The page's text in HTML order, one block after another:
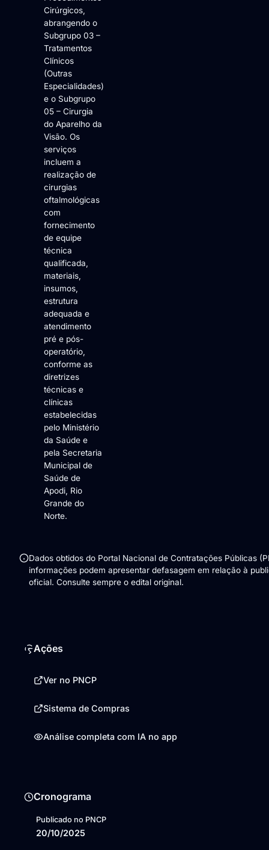
Cirúrgicos,
abrangendo o
Subgrupo 03 –
Tratamentos
Clínicos
(Outras
Especialidades)
e o Subgrupo
05 – Cirurgia
do Aparelho da
Visão. Os
serviços
incluem a
realização de
cirurgias
oftalmológicas
com
fornecimento
de equipe
técnica
qualificada,
materiais,
insumos,
estrutura
adequada e
atendimento
pré e pós-
operatório,
conforme as
diretrizes
técnicas e
clínicas
estabelecidas
pelo Ministério
da Saúde e
pela Secretaria
Municipal de
Saúde de
Apodi, Rio
Grande do
Norte.
Dados obtidos do Portal Nacional de Contratações Públicas
informações podem apresentar defasagem em relação à
oficial. Consulte sempre o edital original.
Ações
Ver no PNCP
Sistema de Compras
Análise completa com IA no app
Cronograma
Publicado no PNCP
20/10/2025